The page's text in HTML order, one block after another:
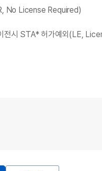
No License Required)
전시 STA* 허가예외(LE,